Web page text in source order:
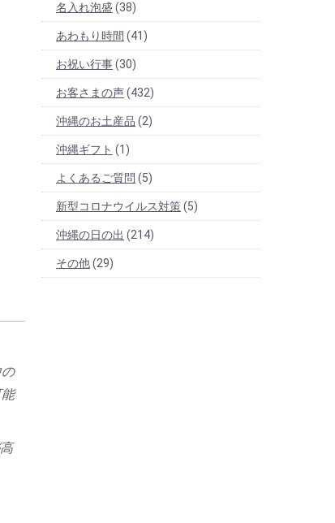
名入れ泡盛 (38)
あわもり時間 (41)
お祝い行事(30)
お客さまの声(432)
沖縄のお土産品 (2)
沖縄ギフト (1)
よくあるご質問 (5)
新型コロナウイルス対策(5)
沖縄の日の出 (214)
その他(29)